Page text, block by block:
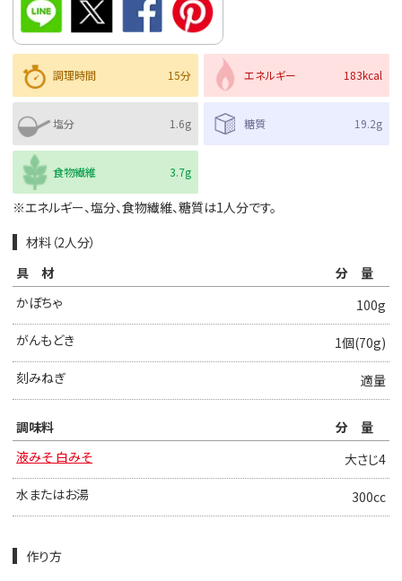
調理時間 15分 エネルギー 183kcal
塩分 1.6g 糖質 19.2g
食物繊維 3.7g
※エネルギー、塩分、食物繊維、糖質は1人分です。
材料（2人分）
具材
分量
かぼちゃ
100g
がんもどき
1個(70g)
刻みねぎ
適量
調味料
分量
液みそ 白みそ
大さじ4
水またはお湯
300cc
作り方